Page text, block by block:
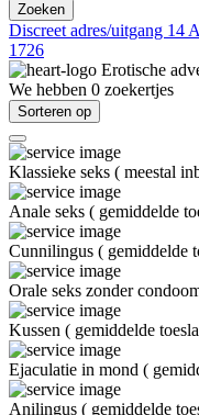
Zoeken
Discreet adres/uitgang 14
1726
Erotische
We hebben 0 zoekertjes
Sorteren op
Klassieke seks ( meestal
Anale seks ( gemiddelde
Cunnilingus ( gemiddelde
Orale seks zonder
Kussen ( gemiddelde
Ejaculatie in mond (
Anilingus ( gemiddelde